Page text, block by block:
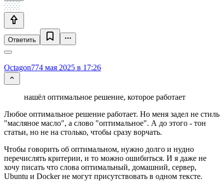
Ответить
Octagon774 мая 2025 в 17:26
нашёл оптимальное решение, которое работает
Любое оптимальное решение работает. Но меня задел не стиль
"масляное масло", а слово "оптимальное". А до этого - тон
статьи, но не на столько, чтобы сразу ворчать.
Чтобы говорить об оптимальном, нужно долго и нудно
перечислять критерии, и то можно ошибиться. И я даже не
хочу писать что слова оптимальный, домашний, сервер,
Ubuntu и Docker не могут присутствовать в одном тексте.